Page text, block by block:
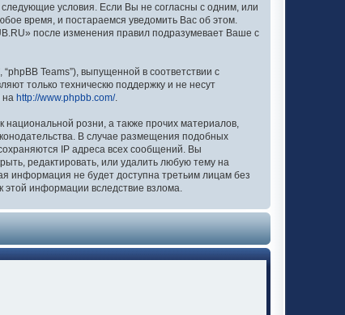
условия. Если Вы не согласны с одним, или
время, и постараемся уведомить Вас об этом.
после изменения правил подразумевает Ваше с
Teams”), выпущенной в соответствии с
только техническю поддержку и не несут
на http://www.phpbb.com/.
национальной розни, а также прочих материалов,
В случае размещения подобных
IP адреса всех сообщений. Вы
редактировать, или удалить любую тему на
информация не будет доступна третьим лицам без
этой информации вследствие взлома.